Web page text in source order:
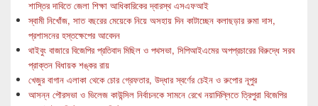
শাস্তির দাবিতে জেলা শিক্ষা আধিকারিকের দ্বারস্থ এসএফআই
স্বামী নিখোঁজ, সাত বছরের মেয়েকে নিয়ে অসহায় দিন কাটাচ্ছেন কলাছড়ার রুমা দাস,
প্রশাসনের হস্তক্ষেপের আবেদন
থাইবুং বাজারে বিজেপির প্রতিবাদ মিছিল ও পথসভা, সিপিআইএমের অপপ্রচারের বিরুদ্ধে সরব
প্রাক্তন বিধায়ক শঙ্কর রায়
খেজুর বাগান এলাকা থেকে চোর গ্রেফতার, উদ্ধার স্বর্ণের চেইন ও রুপোর নূপুর
আসন্ন পৌরসভা ও ভিলেজ কাউন্সিল নির্বাচনকে সামনে রেখে নয়াদিল্লিতে ত্রিপুরা বিজেপির